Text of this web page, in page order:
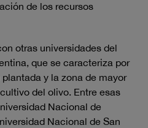
de los recursos
otras universidades del
que se caracteriza por
y la zona de mayor
del olivo. Entre esas
Nacional de
Nacional de San